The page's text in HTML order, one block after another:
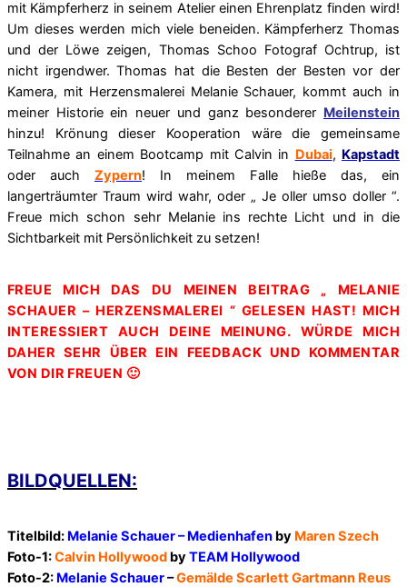
mit Kämpferherz in seinem Atelier einen Ehrenplatz finden wird!
Um dieses werden mich viele beneiden. Kämpferherz Thomas
und der Löwe zeigen, Thomas Schoo Fotograf Ochtrup, ist
nicht irgendwer. Thomas hat die Besten der Besten vor der
Kamera, mit Herzensmalerei Melanie Schauer, kommt auch in
meiner Historie ein neuer und ganz besonderer Meilenstein
hinzu! Krönung dieser Kooperation wäre die gemeinsame
Teilnahme an einem Bootcamp mit Calvin in Dubai, Kapstadt
oder auch Zypern! In meinem Falle hieße das, ein
langerträumter Traum wird wahr, oder „ Je oller umso doller “.
Freue mich schon sehr Melanie ins rechte Licht und in die
Sichtbarkeit mit Persönlichkeit zu setzen!
FREUE MICH DAS DU MEINEN BEITRAG „ MELANIE
SCHAUER – HERZENSMALEREI “ GELESEN HAST! MICH
INTERESSIERT AUCH DEINE MEINUNG. WÜRDE MICH
DAHER SEHR ÜBER EIN FEEDBACK UND KOMMENTAR
VON DIR FREUEN 🙂
BILDQUELLEN:
Titelbild: Melanie Schauer – Medienhafen by Maren Szech
Foto-1:Calvin Hollywood by TEAM Hollywood
Foto-2: Melanie Schauer–Gemälde Scarlett Gartmann Reus